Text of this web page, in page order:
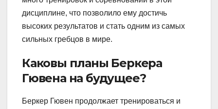
дисциплине, что позволило ему достичь
высоких результатов и стать одним из самых
сильных гребцов в мире.
Каковы планы Беркера
Гювена на будущее?
Беркер Гювен продолжает тренироваться и